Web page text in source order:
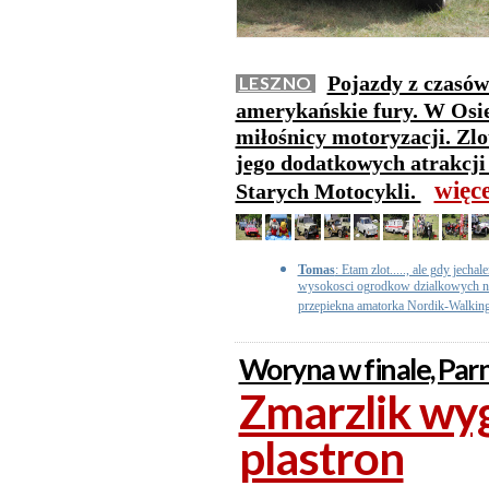
LESZNO
Pojazdy z
amerykańskie fury. W
miłośnicy motoryzacji.
jego dodatkowych
Starych Motocykli.
Tomas: Etam zlot....., ale gdy
wysokosci ogrodkow dzialkowych
przepiekna amatorka Nordik-
Woryna w finale,
Zmarzlik
plastron